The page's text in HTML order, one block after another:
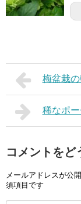
梅盆栽
稀なポー
コメントをど
メールアドレスが公
須項目です